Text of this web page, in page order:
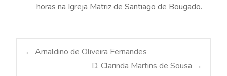
horas na Igreja Matriz de Santiago de Bougado.
Post
← Arnaldino de Oliveira Fernandes
D. Clarinda Martins de Sousa →